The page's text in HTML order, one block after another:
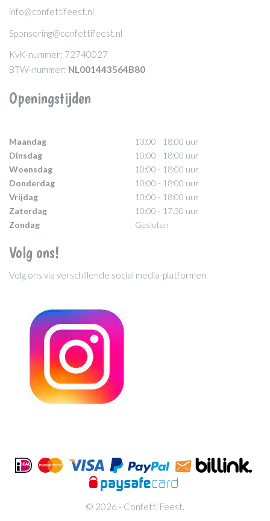
info@confettifeest.nl
Sponsoring@confettifeest.nl
KvK-nummer: 72740027
BTW-nummer: NL001443564B80
Openingstijden
Maandag
13:00 - 18:00 uur
Dinsdag
10:00 - 18:00 uur
Woensdag
10:00 - 18:00 uur
Donderdag
10:00 - 18:00 uur
Vrijdag
10:00 - 18:00 uur
Zaterdag
10:00 - 17:30 uur
Zondag
Gesloten
Volg ons!
Volg ons via verschillende social media-platformen
© 2026 - Confetti Feest.